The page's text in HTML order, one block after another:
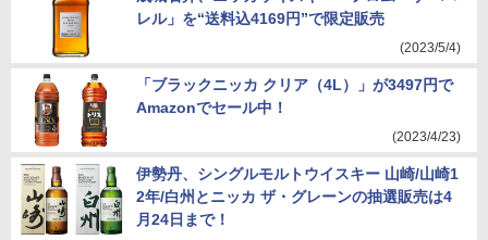
レル」を“送料込4169円”で限定販売
(2023/5/4)
「ブラックニッカ クリア（4L）」が3497円で
Amazonでセール中！
(2023/4/23)
伊勢丹、シングルモルトウイスキー 山崎/山崎1
2年/白州とニッカ ザ・グレーンの抽選販売は4
月24日まで！